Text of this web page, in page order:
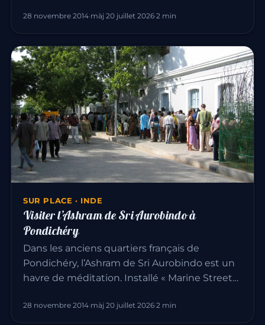
28 novembre 2014·màj 20 juillet 2026·2 min
SUR PLACE · INDE
Visiter l’Ashram de Sri Aurobindo à
Pondichéry
Dans les anciens quartiers français de
Pondichéry, l’Ashram de Sri Aurobindo est un
havre de méditation. Installé « Marine Street…
28 novembre 2014·màj 20 juillet 2026·2 min